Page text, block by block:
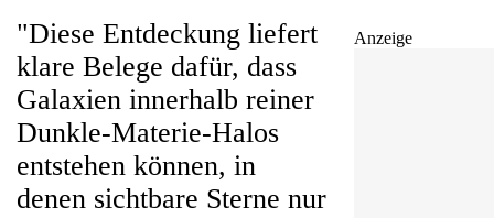
Anzeige
"Diese Entdeckung liefert
klare Belege dafür, dass
Galaxien innerhalb reiner
Dunkle-Materie-Halos
entstehen können, in
denen sichtbare Sterne nur